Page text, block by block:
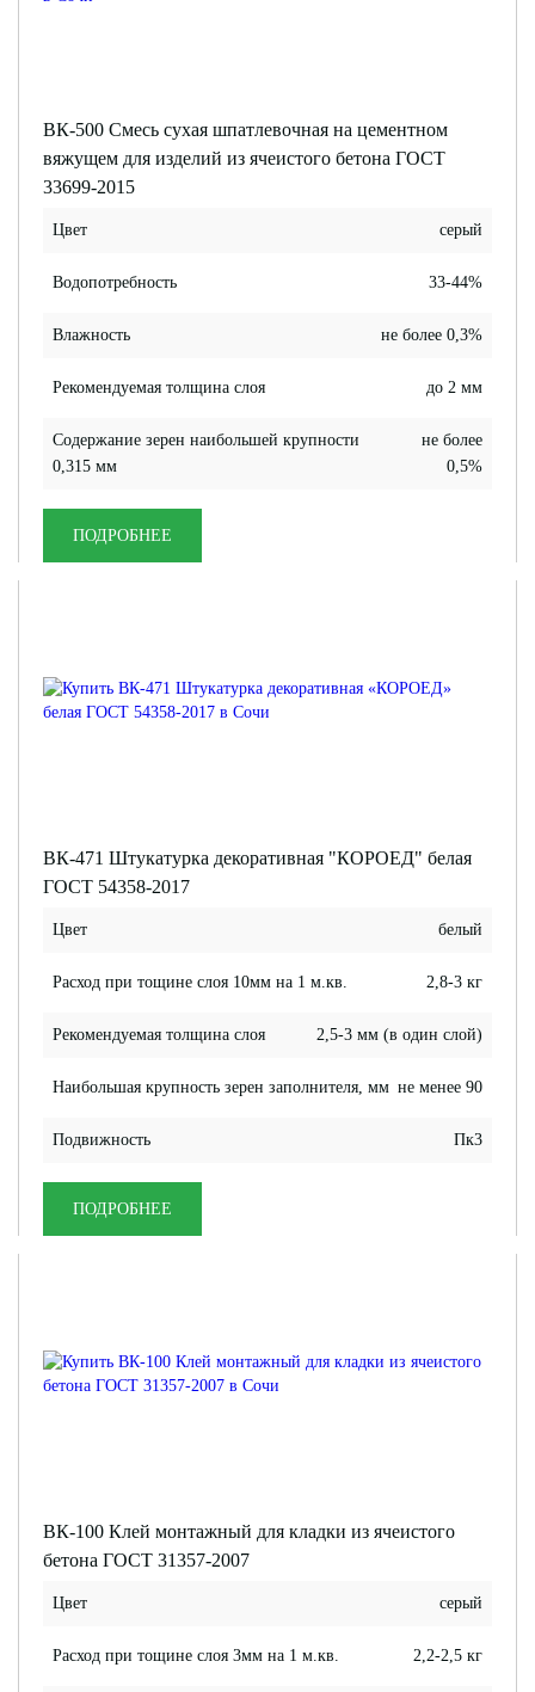
ВК-500 Смесь сухая шпатлевочная на цементном
вяжущем для изделий из ячеистого бетона ГОСТ
33699-2015
Цвет серый
Водопотребность 33-44%
Влажность не более 0,3%
Рекомендуемая толщина слоя до 2 мм
Содержание зерен наибольшей крупности
0,315 мм
не более
0,5%
ПОДРОБНЕЕ
ВК-471 Штукатурка декоративная "КОРОЕД" белая
ГОСТ 54358-2017
Цвет белый
Расход при тощине слоя 10мм на 1 м.кв. 2,8-3 кг
Рекомендуемая толщина слоя 2,5-3 мм (в один слой)
Наибольшая крупность зерен заполнителя, мм не менее 90
Подвижность Пк3
ПОДРОБНЕЕ
ВК-100 Клей монтажный для кладки из ячеистого
бетона ГОСТ 31357-2007
Цвет серый
Расход при тощине слоя 3мм на 1 м.кв. 2,2-2,5 кг